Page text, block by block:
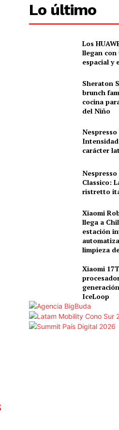
Lo último
Los
llegan con
espacial y
Sheraton
brunch
cocina
del Niño
carácter
Classico:
ristretto
Xiaomi
llega a
estación
limpieza
Xiaomi
IceLoop